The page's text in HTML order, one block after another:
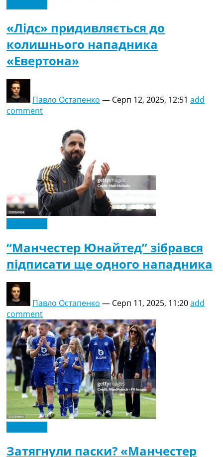
«Лідс» придивляється до
колишнього нападника
«Евертона»
Павло Остапенко — Серп 12, 2025, 12:51 add
comment
“Манчестер Юнайтед” зібрався
підписати ще одного нападника
Павло Остапенко — Серп 11, 2025, 11:20add
comment
Затягнули паски? «Манчестер